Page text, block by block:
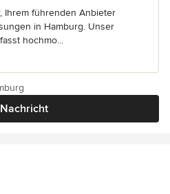
Ihrem führenden Anbieter
in Hamburg. Unser
hochmo...
Nachricht